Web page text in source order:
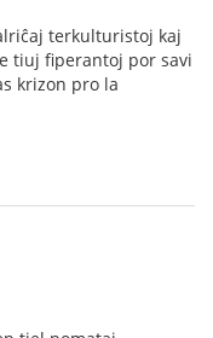
terkulturistoj kaj
tiuj fiperantoj por savi
krizon pro la